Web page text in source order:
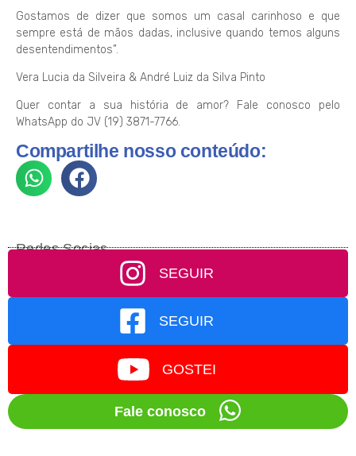
Gostamos de dizer que somos um casal carinhoso e que
sempre está de mãos dadas, inclusive quando temos alguns
desentendimentos”.
Vera Lucia da Silveira & André Luiz da Silva Pinto
Quer contar a sua história de amor? Fale conosco pelo
WhatsApp do JV (19) 3871-7766.
Compartilhe nosso conteúdo:
Redes Socias
SEGUIR
SEGUIR
GOSTEI
Fale conosco